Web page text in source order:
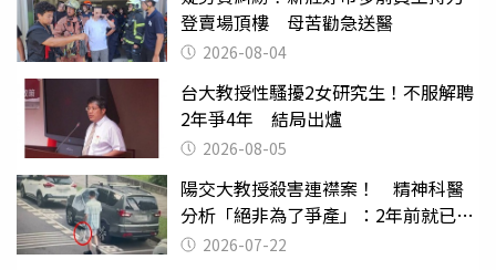
登賣場頂樓 母苦勸急送醫
2026-08-04
台大教授性騷擾2女研究生！不服解聘
2年爭4年 結局出爐
2026-08-05
陽交大教授殺害連襟案！ 精神科醫
分析「絕非為了爭產」：2年前就已言
行詭異
2026-07-22